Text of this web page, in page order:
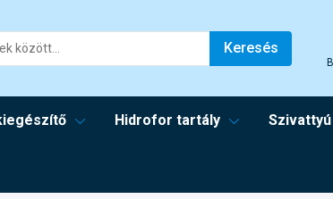
Keresés
Hidrofor tartály